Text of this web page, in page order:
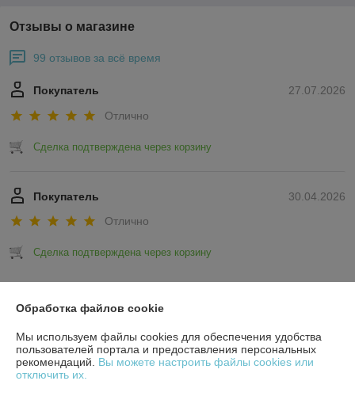
Отзывы о магазине
99 отзывов за всё время
27.07.2026
Покупатель
Отлично
Сделка подтверждена через корзину
30.04.2026
Покупатель
Отлично
Сделка подтверждена через корзину
О нас
Контакты
Обработка файлов cookie
Мы используем файлы cookies для обеспечения удобства
пользователей портала и предоставления персональных
рекомендаций. Вы можете настроить файлы cookies или
отключить их.